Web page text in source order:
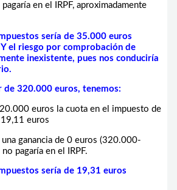
en el IRPF, aproximadamente
sería de 35.000 euros
el riesgo por comprobación de
inexistente, pues nos conduciría
de 320.000 euros, tenemos:
euros la cuota en el impuesto de
euros
ganancia de 0 euros (320.000-
pagaría en el IRPF.
sería de 19,31 euros